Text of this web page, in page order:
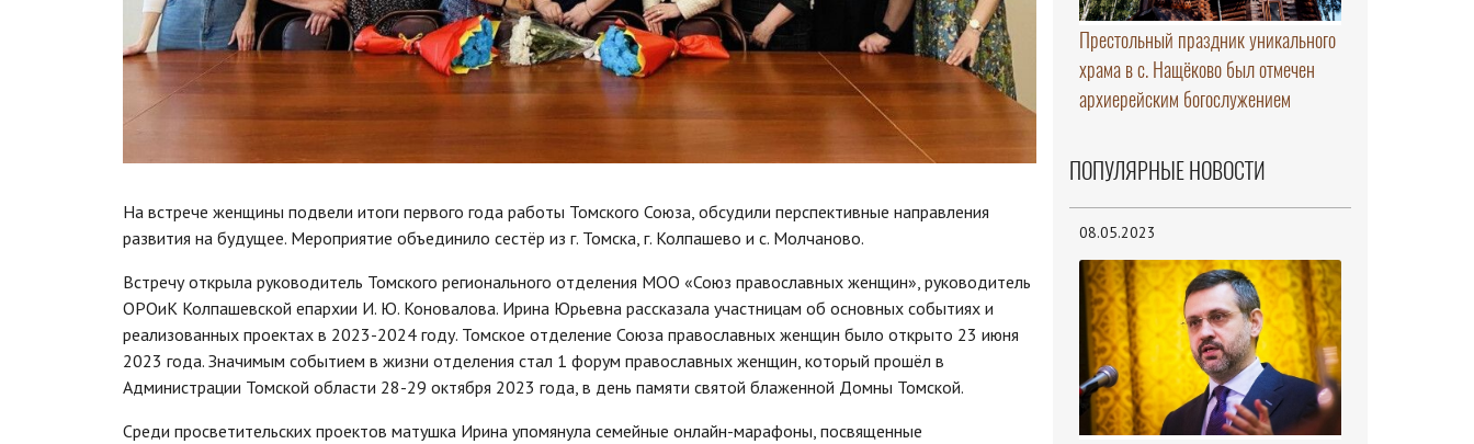
На встрече женщины подвели итоги первого года работы Томского Союза, обсудили перспективные направления
развития на будущее. Мероприятие объединило сестёр из г. Томска, г. Колпашево и с. Молчаново.
Встречу открыла руководитель Томского регионального отделения МОО «Союз православных женщин», руководитель
ОРОиК Колпашевской епархии И. Ю. Коновалова. Ирина Юрьевна рассказала участницам об основных событиях и
реализованных проектах в 2023-2024 году. Томское отделение Союза православных женщин было открыто 23 июня
2023 года. Значимым событием в жизни отделения стал 1 форум православных женщин, который прошёл в
Администрации Томской области 28-29 октября 2023 года, в день памяти святой блаженной Домны Томской.
Среди просветительских проектов матушка Ирина упомянула семейные онлайн-марафоны, посвященные
Престольный праздник уникального
храма в с. Нащёково был отмечен
архиерейским богослужением
ПОПУЛЯРНЫЕ НОВОСТИ
08.05.2023